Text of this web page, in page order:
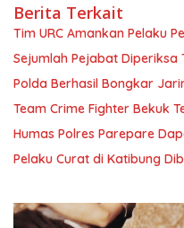
Berita Terkait
Tim URC Amankan Pelaku
Sejumlah Pejabat
Polda Berhasil Bongkar
Team Crime Fighter Bekuk
Humas Polres Parepare
Pelaku Curat di Katibung